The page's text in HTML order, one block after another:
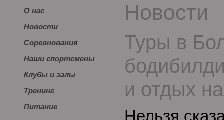
О нас
Новости
Соревнования
Наши спортсмены
Клубы и залы
Тренинг
Питание
Новости
Туры в
и отдых